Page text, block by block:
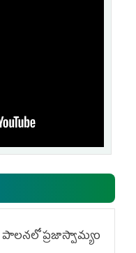
పాలనలో ప్రజాస్వామ్యం